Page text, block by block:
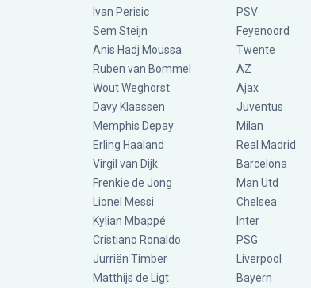
Ivan Perisic
Sem Steijn
Anis Hadj Moussa
Ruben van Bommel
Wout Weghorst
Davy Klaassen
Memphis Depay
Erling Haaland
Virgil van Dijk
Frenkie de Jong
Lionel Messi
Kylian Mbappé
Cristiano Ronaldo
Jurriën Timber
Matthijs de Ligt
PSV
Feyenoord
Twente
AZ
Ajax
Juventus
Milan
Real Madrid
Barcelona
Man Utd
Chelsea
Inter
PSG
Liverpool
Bayern